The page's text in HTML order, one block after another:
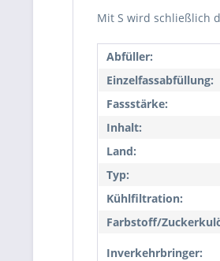
Mit S wird schließlich
Abfüller:
Einzelfassabfüllung:
Fassstärke:
Inhalt:
Land:
Typ:
Kühlfiltration:
Farbstoff/
Inverkehrbringer: